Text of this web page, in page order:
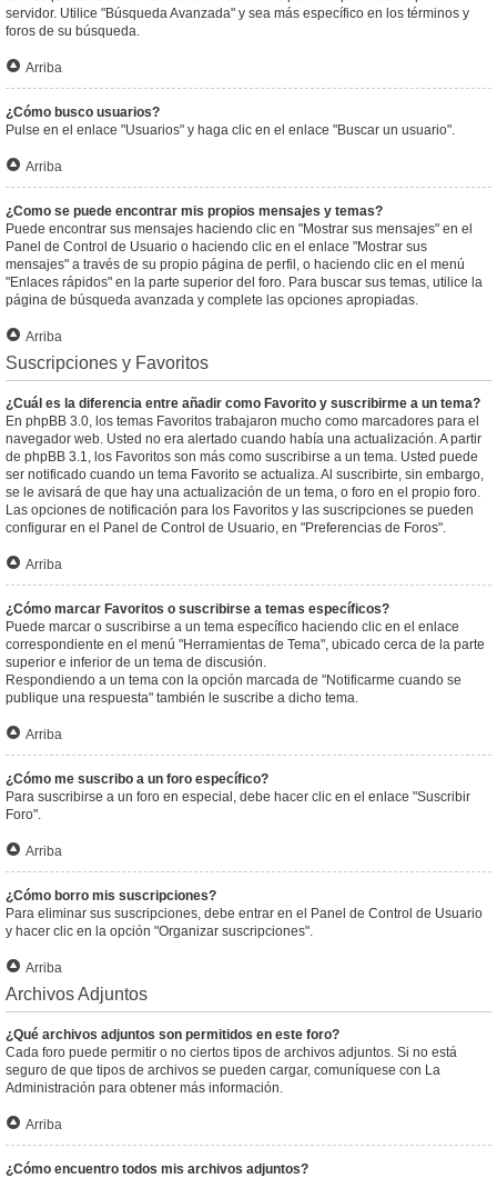
servidor. Utilice "Búsqueda Avanzada" y sea más específico en los términos y
foros de su búsqueda.
Arriba
¿Cómo busco usuarios?
Pulse en el enlace "Usuarios" y haga clic en el enlace "Buscar un usuario".
Arriba
¿Como se puede encontrar mis propios mensajes y temas?
Puede encontrar sus mensajes haciendo clic en "Mostrar sus mensajes" en el
Panel de Control de Usuario o haciendo clic en el enlace "Mostrar sus
mensajes" a través de su propio página de perfil, o haciendo clic en el menú
"Enlaces rápidos" en la parte superior del foro. Para buscar sus temas, utilice la
página de búsqueda avanzada y complete las opciones apropiadas.
Arriba
Suscripciones y Favoritos
¿Cuál es la diferencia entre añadir como Favorito y suscribirme a un tema?
En phpBB 3.0, los temas Favoritos trabajaron mucho como marcadores para el
navegador web. Usted no era alertado cuando había una actualización. A partir
de phpBB 3.1, los Favoritos son más como suscribirse a un tema. Usted puede
ser notificado cuando un tema Favorito se actualiza. Al suscribirte, sin embargo,
se le avisará de que hay una actualización de un tema, o foro en el propio foro.
Las opciones de notificación para los Favoritos y las suscripciones se pueden
configurar en el Panel de Control de Usuario, en "Preferencias de Foros".
Arriba
¿Cómo marcar Favoritos o suscribirse a temas específicos?
Puede marcar o suscribirse a un tema específico haciendo clic en el enlace
correspondiente en el menú "Herramientas de Tema", ubicado cerca de la parte
superior e inferior de un tema de discusión.
Respondiendo a un tema con la opción marcada de "Notificarme cuando se
publique una respuesta" también le suscribe a dicho tema.
Arriba
¿Cómo me suscribo a un foro específico?
Para suscribirse a un foro en especial, debe hacer clic en el enlace "Suscribir
Foro".
Arriba
¿Cómo borro mis suscripciones?
Para eliminar sus suscripciones, debe entrar en el Panel de Control de Usuario
y hacer clic en la opción "Organizar suscripciones".
Arriba
Archivos Adjuntos
¿Qué archivos adjuntos son permitidos en este foro?
Cada foro puede permitir o no ciertos tipos de archivos adjuntos. Si no está
seguro de que tipos de archivos se pueden cargar, comuníquese con La
Administración para obtener más información.
Arriba
¿Cómo encuentro todos mis archivos adjuntos?